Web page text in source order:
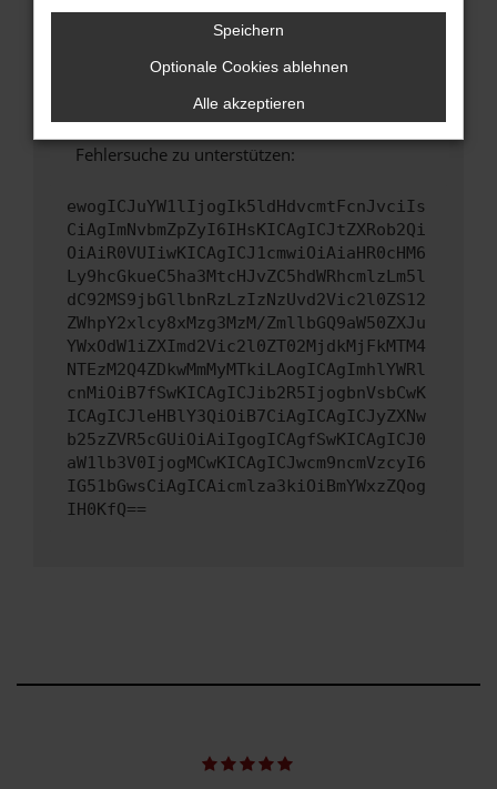
Wende dich an den Webseitenbetreiber.
Wenn du alle oben genannten Schritte versucht
hast, kontaktiere uns bitte. Wir werden
versuchen, das Problem zu beheben. Du kannst
uns diesen Text schicken, um uns bei der
Fehlersuche zu unterstützen:
ewogICJuYW1lIjogIk5ldHdvcmtFcnJvciIs
CiAgImNvbmZpZyI6IHsKICAgICJtZXRob2Qi
OiAiR0VUIiwKICAgICJ1cmwiOiAiaHR0cHM6
Ly9hcGkueC5ha3MtcHJvZC5hdWRhcmlzLm5l
dC92MS9jbGllbnRzLzIzNzUvd2Vic2l0ZS12
ZWhpY2xlcy8xMzg3MzM/ZmllbGQ9aW50ZXJu
YWxOdW1iZXImd2Vic2l0ZT02MjdkMjFkMTM4
NTEzM2Q4ZDkwMmMyMTkiLAogICAgImhlYWRl
cnMiOiB7fSwKICAgICJib2R5IjogbnVsbCwK
ICAgICJleHBlY3QiOiB7CiAgICAgICJyZXNw
b25zZVR5cGUiOiAiIgogICAgfSwKICAgICJ0
aW1lb3V0IjogMCwKICAgICJwcm9ncmVzcyI6
IG51bGwsCiAgICAicmlza3kiOiBmYWxzZQog
IH0KfQ==
Speichern
Optionale Cookies ablehnen
Alle akzeptieren